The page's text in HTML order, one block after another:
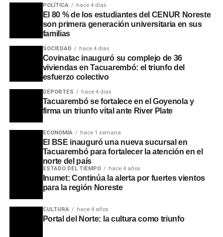
POLÍTICA hace 4 días
El 80 % de los estudiantes del CENUR Noreste
son primera generación universitaria en sus
familias
SOCIEDAD hace 4 días
Covinatac inauguró su complejo de 36
viviendas en Tacuarembó: el triunfo del
esfuerzo colectivo
DEPORTES hace 4 días
Tacuarembó se fortalece en el Goyenola y
firma un triunfo vital ante River Plate
ECONOMÍA hace 1 semana
El BSE inauguró una nueva sucursal en
Tacuarembó para fortalecer la atención en el
norte del país
ESTADO DEL TIEMPO hace 4 años
Inumet: Continúa la alerta por fuertes vientos
para la región Noreste
CULTURA hace 4 años
Portal del Norte: la cultura como triunfo